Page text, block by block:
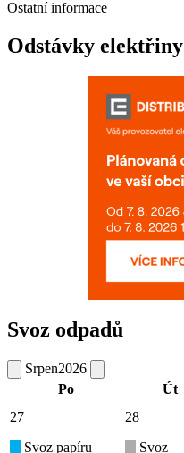
Ostatní informace
Odstávky elektřiny
Svoz odpadů
Srpen2026
Po
Út
27
Svoz papíru
28
Svoz